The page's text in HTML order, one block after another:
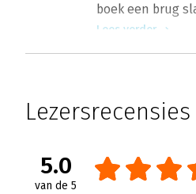
boek een brug
Lees verder
Hendrika
laat Saskia
inclusief te
Lezersrecensies
5.0
van de 5